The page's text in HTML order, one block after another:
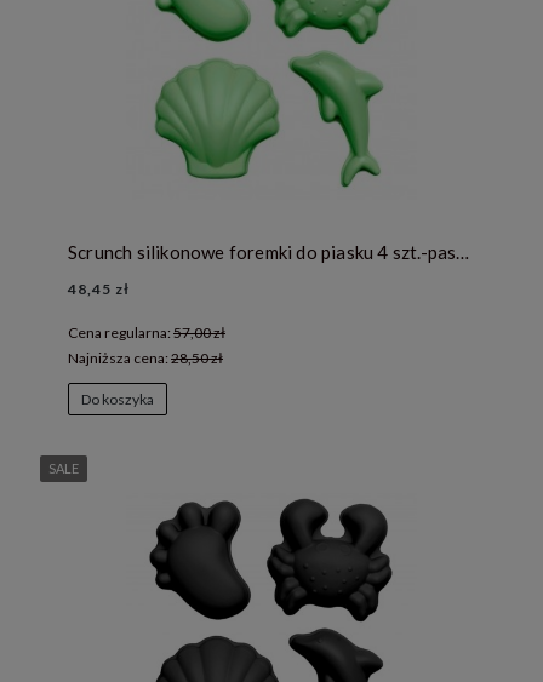
Scrunch silikonowe foremki do piasku 4 szt.-pastelowy zielony
48,45 zł
Cena regularna: 57,00 zł
Najniższa cena: 28,50 zł
Do koszyka
SALE